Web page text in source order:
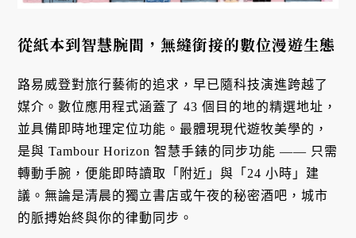
從紙本到智慧腕間，無縫銜接的數位漫遊生態
路易威登對旅行藝術的追求，早已隨科技演進跨越了
媒介。數位應用程式涵蓋了 43 個目的地的精選地址，
並具備即時地理定位功能。最體現現代遊牧美學的，
是與 Tambour Horizon 智慧手錶的同步功能 —— 只需
轉動手腕，便能即時讀取「附近」與「24 小時」建
議。無論是清晨的獨立書店或午夜的秘密酒吧，城市
的脈搏始終與你的律動同步。